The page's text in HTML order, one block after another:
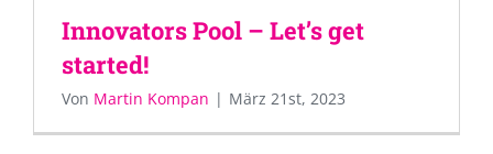
Innovators Pool – Let’s get
started!
Von Martin Kompan | März 21st, 2023